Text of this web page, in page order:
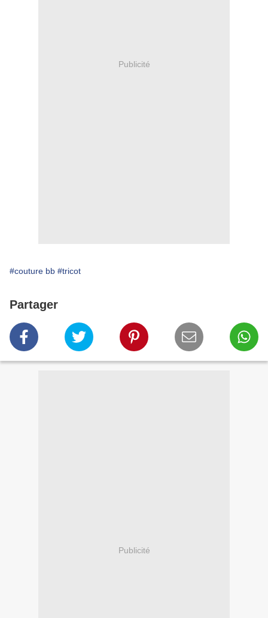
Publicité
#couture bb #tricot
Partager
Publicité